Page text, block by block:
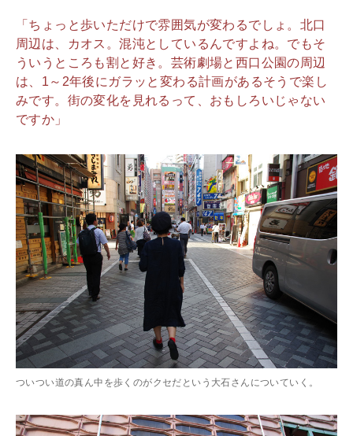
「ちょっと歩いただけで雰囲気が変わるでしょ。北口
周辺は、カオス。混沌としているんですよね。でもそ
ういうところも割と好き。芸術劇場と西口公園の周辺
は、1～2年後にガラッと変わる計画があるそうで楽し
みです。街の変化を見れるって、おもしろいじゃない
ですか」
ついつい道の真ん中を歩くのがクセだという大石さんについていく。